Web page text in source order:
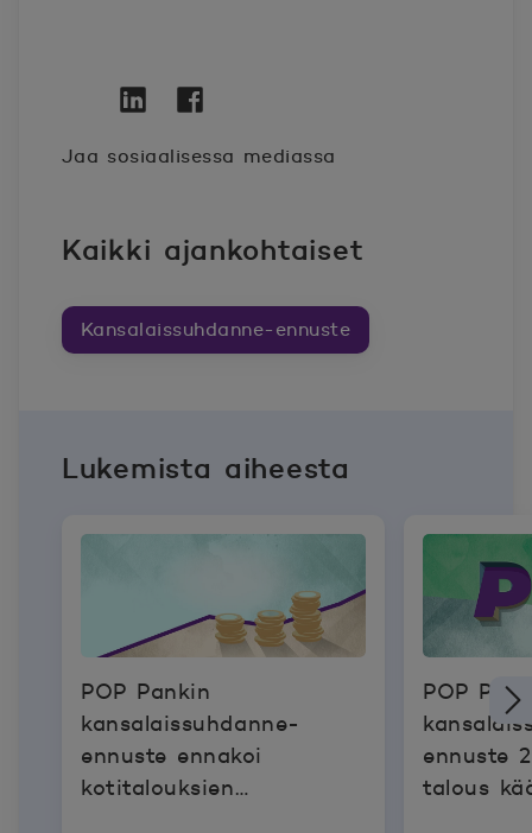
Jaa sosiaalisessa mediassa
Kaikki ajankohtaiset
Kansalaissuhdanne-ennuste
Lukemista aiheesta
POP Pankin
kansalaissuhdanne-
ennuste ennakoi
kotitalouksien
POP
ennuste
talous